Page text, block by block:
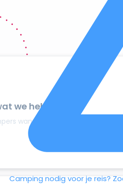
Camping nodig voor je reis?
we hebben
wanneer ze niet gebruikt